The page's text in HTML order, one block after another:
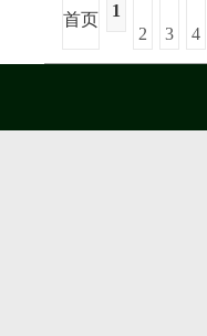
首页
1
2
3 4